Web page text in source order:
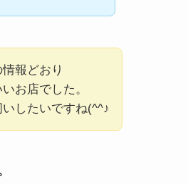
報どおり
お店でした。
いしたいですね(^^♪